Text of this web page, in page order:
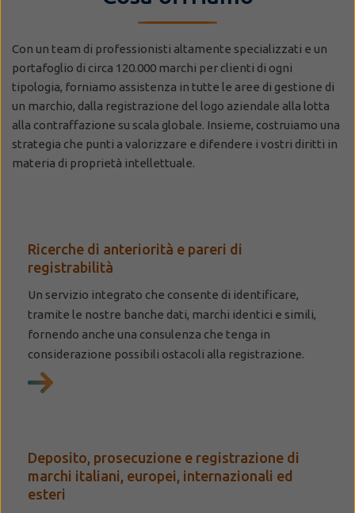
Con un team di professionisti altamente specializzati e un
portafoglio di circa 120.000 marchi per clienti di ogni
tipologia, forniamo assistenza in tutte le aree di gestione di
un marchio, dalla registrazione del logo aziendale alla lotta
alla contraffazione su scala globale. Insieme, costruiamo una
strategia che punti a valorizzare e difendere i vostri diritti in
materia di proprietà intellettuale.
Ricerche di anteriorità e pareri di
registrabilità
Un servizio integrato che consente di identificare,
tramite le nostre banche dati, marchi identici e simili,
fornendo anche una consulenza che tenga in
considerazione possibili ostacoli alla registrazione.
Deposito, prosecuzione e registrazione di
marchi italiani, europei, internazionali ed
esteri